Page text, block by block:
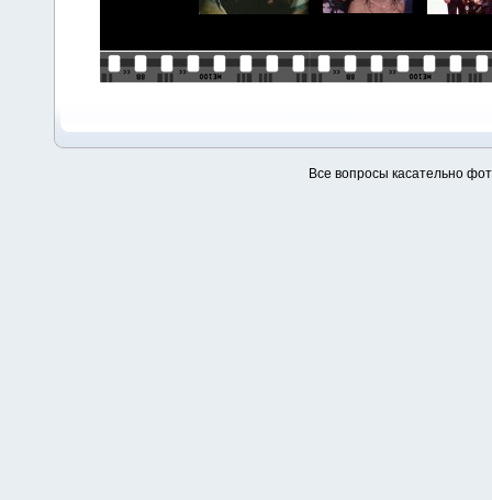
Все вопросы касательно